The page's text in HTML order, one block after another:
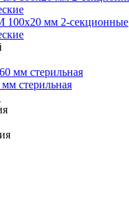
мм 2-секционные
стерильная